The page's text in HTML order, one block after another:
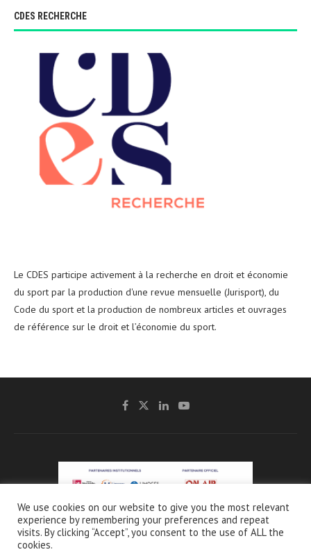
CDES RECHERCHE
Le CDES participe activement à la recherche en droit et économie
du sport par la production d'une revue mensuelle (Jurisport), du
Code du sport et la production de nombreux articles et ouvrages
de référence sur le droit et l’économie du sport.
@2021 - CDES -Mentions légales & Crédits- Charte de protection et d’utilisation
des données personnelles
We use cookies on our website to give you the most relevant
experience by remembering your preferences and repeat
visits. By clicking “Accept”, you consent to the use of ALL the
cookies.